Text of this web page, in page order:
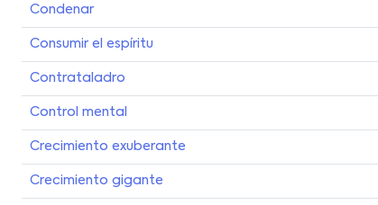
Condenar
Consumir el espíritu
Contrataladro
Control mental
Crecimiento exuberante
Crecimiento gigante